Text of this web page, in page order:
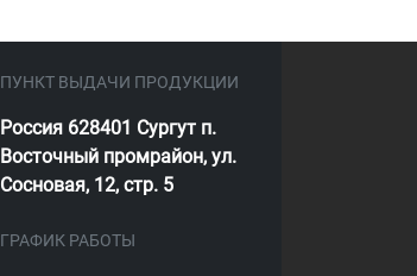
ПУНКТ ВЫДАЧИ ПРОДУКЦИИ
Россия 628401 Сургут п.
Восточный промрайон, ул.
Сосновая, 12, стр. 5
ГРАФИК РАБОТЫ